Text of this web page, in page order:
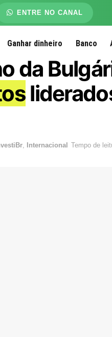
ENTRE NO CANAL
Ganhar dinheiro Banco
da
Internacional Tempo de